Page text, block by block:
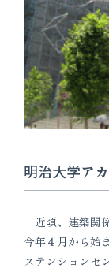
明治大学ア
近頃、建築関
今年４月から始
ステンションセ